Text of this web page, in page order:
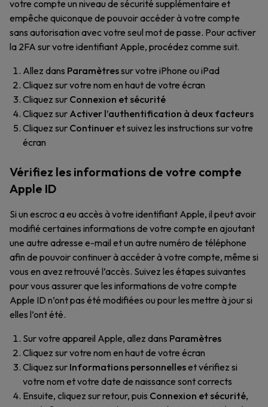
votre compte un niveau de sécurité supplémentaire et
empêche quiconque de pouvoir accéder à votre compte
sans autorisation avec votre seul mot de passe. Pour activer
la 2FA sur votre identifiant Apple, procédez comme suit.
Allez dans Paramètressur votre iPhone ou iPad
Cliquez sur votre nom en haut de votre écran
Cliquez sur Connexion et sécurité
Cliquez sur Activer l’authentification à deux facteurs
Cliquez sur Continueret suivez les instructions sur votre
écran
Vérifiez les informations de votre compte
Apple ID
Si un escroc a eu accès à votre identifiant Apple, il peut avoir
modifié certaines informations de votre compte en ajoutant
une autre adresse e-mail et un autre numéro de téléphone
afin de pouvoir continuer à accéder à votre compte, même si
vous en avez retrouvé l’accès. Suivez les étapes suivantes
pour vous assurer que les informations de votre compte
Apple ID n’ont pas été modifiées ou pour les mettre à jour si
elles l’ont été.
Sur votre appareil Apple, allez dans Paramètres
Cliquez sur votre nom en haut de votre écran
Cliquez sur Informations personnelleset vérifiez si
votre nom et votre date de naissance sont corrects
Ensuite, cliquez sur retour, puis Connexion et sécurité,